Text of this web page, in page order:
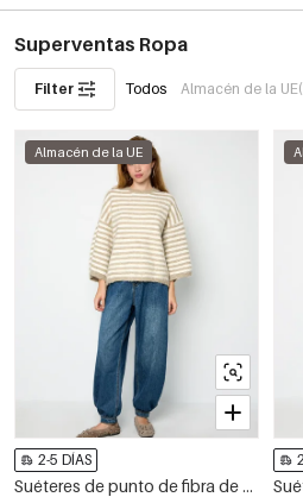
Superventas Ropa
Filter Todos Almacén de la
Almacén de la UE
2-5 DÍAS
Suéteres de punto de fibra de poliéster (poliéster) con rayas, ropa casual de otoño/invierno